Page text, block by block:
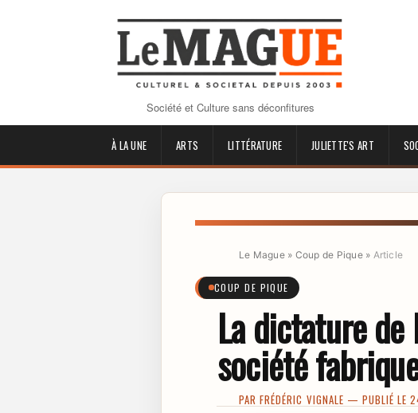
Société et Culture sans déconfitures
À LA UNE ARTS LITTÉRATURE JULIETTE'S ART
Le Mague» Coup de Pique» Article
COUP DE PIQUE
La dictature
société
PARFRÉDÉRIC VIGNALE — PUBLIÉ LE